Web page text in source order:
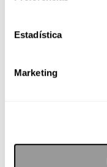
Estadística
Marketing